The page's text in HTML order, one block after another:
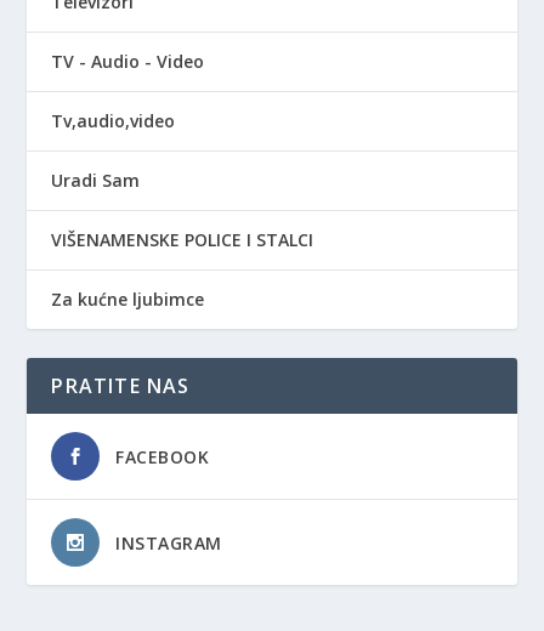
TV - Audio - Video
Tv,audio,video
Uradi Sam
VIŠENAMENSKE POLICE I STALCI
Za kućne ljubimce
PRATITE NAS
FACEBOOK
INSTAGRAM